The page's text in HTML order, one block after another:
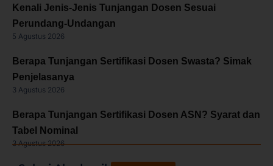
Kenali Jenis-Jenis Tunjangan Dosen Sesuai
Perundang-Undangan
5 Agustus 2026
Berapa Tunjangan Sertifikasi Dosen Swasta? Simak
Penjelasanya
3 Agustus 2026
Berapa Tunjangan Sertifikasi Dosen ASN? Syarat dan
Tabel Nominal
3 Agustus 2026